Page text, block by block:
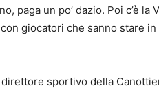
paga un po’ dazio. Poi c’è la
giocatori che sanno stare
sportivo della